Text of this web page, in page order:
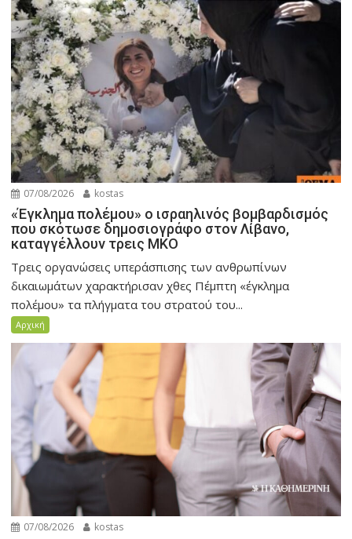
07/08/2026 kostas
«Έγκλημα πολέμου» ο ισραηλινός βομβαρδισμός
που σκότωσε δημοσιογράφο στον Λίβανο,
καταγγέλλουν τρεις ΜΚΟ
Τρεις οργανώσεις υπεράσπισης των ανθρωπίνων
δικαιωμάτων χαρακτήρισαν χθες Πέμπτη «έγκλημα
πολέμου» τα πλήγματα του στρατού του...
Αρχική
07/08/2026 kostas